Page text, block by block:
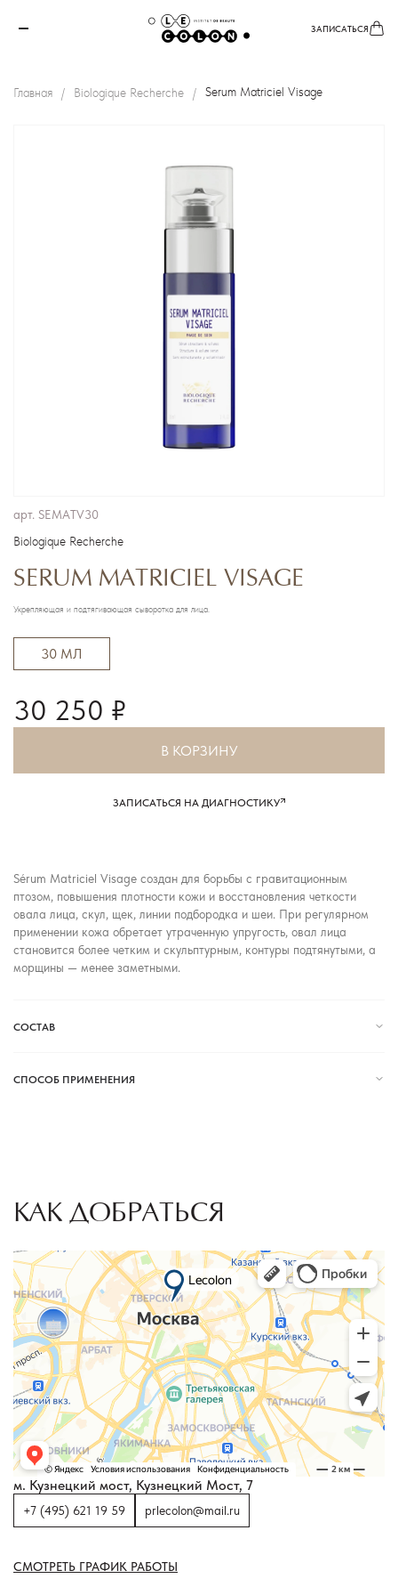
ЗАПИСАТЬСЯ
Главная Biologique Recherche Serum Matriciel Visage
арт. SEMATV30
Biologique Recherche
SERUM MATRICIEL VISAGE
30 МЛ
30 250 ₽
В КОРЗИНУ
ЗАПИСАТЬСЯ НА ДИАГНОСТИКУ
Укрепляющая и подтягивающая сыворотка для лица.
Sérum Matriciel Visage создан для борьбы с гравитационным
птозом, повышения плотности кожи и восстановления четкости
овала лица, скул, щек, линии подбородка и шеи. При регулярном
применении кожа обретает утраченную упругость, овал лица
становится более четким и скульптурным, контуры подтянутыми, а
морщины — менее заметными.
СОСТАВ
СПОСОБ ПРИМЕНЕНИЯ
м. Кузнецкий мост, Кузнецкий Мост, 7
+7 (495) 621 19 59 prlecolon@mail.ru
СМОТРЕТЬ ГРАФИК РАБОТЫ
КАК ДОБРАТЬСЯ